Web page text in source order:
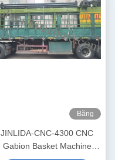
Băng
JINLIDA-CNC-4300 CNC
Gabion Basket Machine